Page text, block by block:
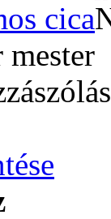
cica
mester